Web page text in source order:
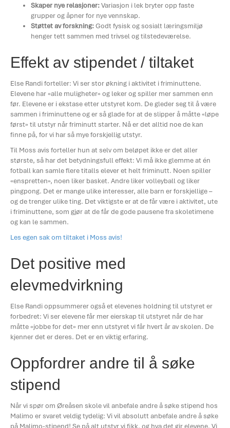
Skaper nye relasjoner:Variasjon i lek bryter opp faste
grupper og åpner for nye vennskap.
Støttet av forskning:Godt fysisk og sosialt læringsmiljø
henger tett sammen med trivsel og tilstedeværelse.
Effekt av stipendet / tiltaket
Else Randi forteller: Vi ser stor økning i aktivitet i friminuttene.
Elevene har «alle muligheter» og leker og spiller mer sammen enn
før. Elevene er i ekstase etter utstyret kom. De gleder seg til å være
sammen i friminuttene og er så glade for at de slipper å måtte «løpe
først» til utstyr når friminutt starter. Nå er det alltid noe de kan
finne på, for vi har så mye forskjellig utstyr.
Til Moss avis forteller hun at selv om beløpet ikke er det aller
største, så har det betydningsfull effekt: Vi må ikke glemme at én
fotball kan samle flere titalls elever et helt friminutt. Noen spiller
«enspretten», noen liker basket. Andre liker volleyball og liker
pingpong. Det er mange ulike interesser, alle barn er forskjellige –
og de trenger ulike ting. Det viktigste er at de får være i aktivitet, ute
i friminuttene, som gjør at de får de gode pausene fra skoletimene
og kan le sammen.
Les egen sak om tiltaket i Moss avis!
Det positive med
elevmedvirkning
Else Randi oppsummerer også et elevenes holdning til utstyret er
forbedret: Vi ser elevene får mer eierskap til utstyret når de har
måtte «jobbe for det» mer enn utstyret vi får hvert år av skolen. De
kjenner det er deres. Det er en viktig erfaring.
Oppfordrer andre til å søke
stipend
Når vi spør om Øreåsen skole vil anbefale andre å søke stipend hos
Malimo er svaret veldig tydelig: Vi vil absolutt anbefale andre å søke
på Malimo-stipend! Se på alt utstyr vi fikk, og hva det gir elevene. Vi